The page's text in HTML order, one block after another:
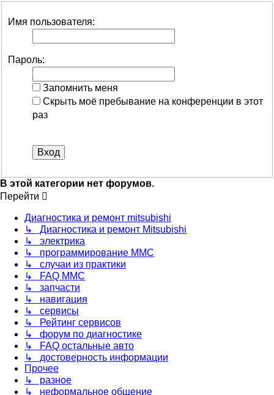
Имя пользователя:
Пароль:
Запомнить меня
Скрыть моё пребывание на конференции в этот
раз
В этой категории нет форумов.
Перейти
Диагностика и ремонт mitsubishi
↳ Диагностика и ремонт Mitsubishi
↳ электрика
↳ программирование MMC
↳ случаи из практики
↳ FAQ MMC
↳ запчасти
↳ навигация
↳ сервисы
↳ Рейтинг сервисов
↳ форум по диагностике
↳ FAQ остальные авто
↳ достоверность информации
Прочее
↳ разное
↳ неформальное общение